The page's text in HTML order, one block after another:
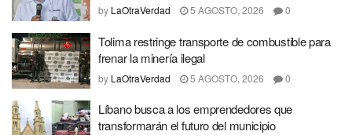
by LaOtraVerdad 5 AGOSTO, 2026 0
Tolima restringe transporte de combustible para
frenar la minería ilegal
by LaOtraVerdad 5 AGOSTO, 2026 0
Líbano busca a los emprendedores que
transformarán el futuro del municipio